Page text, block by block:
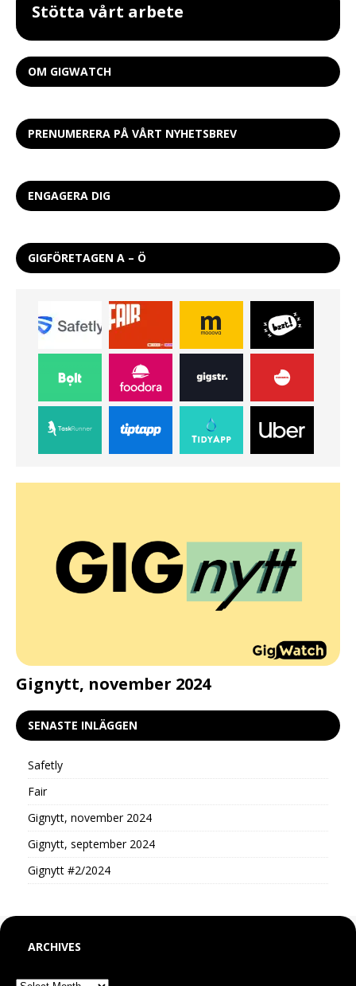
Stötta vårt arbete
OM GIGWATCH
PRENUMERERA PÅ VÅRT NYHETSBREV
ENGAGERA DIG
GIGFÖRETAGEN A – Ö
Gignytt, november 2024
SENASTE INLÄGGEN
Safetly
Fair
Gignytt, november 2024
Gignytt, september 2024
Gignytt #2/2024
ARCHIVES